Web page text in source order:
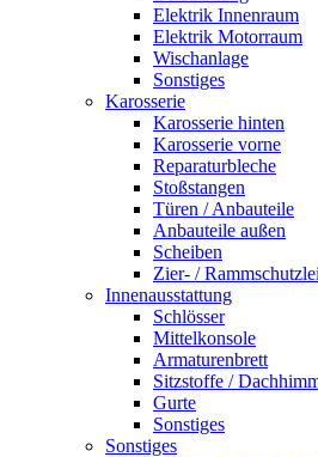
Elektrik Innenraum
Elektrik Motorraum
Wischanlage
Sonstiges
Karosserie
Karosserie hinten
Karosserie vorne
Reparaturbleche
Stoßstangen
Türen / Anbauteile
Anbauteile außen
Scheiben
Zier- /
Innenausstattung
Schlösser
Mittelkonsole
Armaturenbrett
Sitzstoffe /
Gurte
Sonstiges
Sonstiges